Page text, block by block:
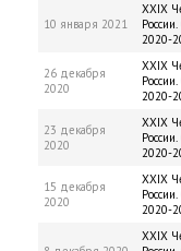
10 января 2021
XXIX
2020-
26 декабря
2020
XXIX
2020-
23 декабря
2020
XXIX
2020-
15 декабря
2020
XXIX
2020-
XXIX